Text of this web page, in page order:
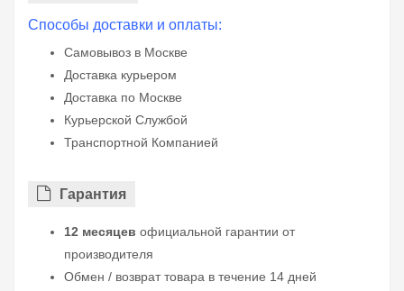
Способы доставки и оплаты:
Самовывоз в Москве
Доставка курьером
Доставка по Москве
Курьерской Службой
Транспортной Компанией
Гарантия
12 месяцев официальной гарантии от
производителя
Обмен / возврат товара в течение 14 дней